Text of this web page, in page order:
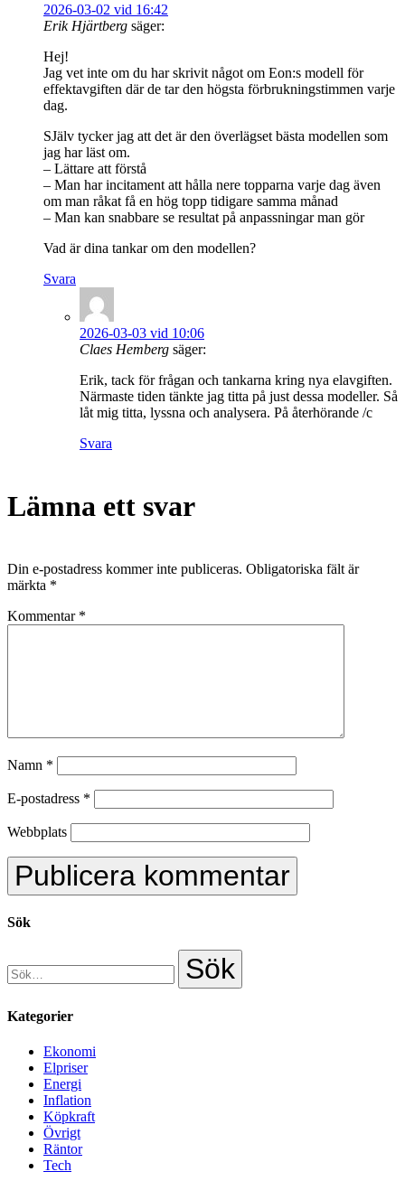
2026-03-02 vid 16:42
Erik Hjärtberg säger:
Hej!
Jag vet inte om du har skrivit något om Eon:s modell för
effektavgiften där de tar den högsta förbrukningstimmen varje
dag.
SJälv tycker jag att det är den överlägset bästa modellen som
jag har läst om.
– Lättare att förstå
– Man har incitament att hålla nere topparna varje dag även
om man råkat få en hög topp tidigare samma månad
– Man kan snabbare se resultat på anpassningar man gör
Vad är dina tankar om den modellen?
Svara
2026-03-03 vid 10:06
Claes Hemberg säger:
Erik, tack för frågan och tankarna kring nya elavgiften.
Närmaste tiden tänkte jag titta på just dessa modeller. Så
låt mig titta, lyssna och analysera. På återhörande /c
Svara
Lämna ett svar
Din e-postadress kommer inte publiceras. Obligatoriska fält är
märkta *
Kommentar *
Namn *
E-postadress *
Webbplats
Sök
Kategorier
Ekonomi
Elpriser
Energi
Inflation
Köpkraft
Övrigt
Räntor
Tech